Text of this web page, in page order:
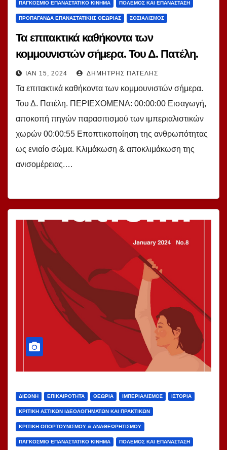
ΠΑΓΚΌΣΜΙΟ ΕΠΑΝΑΣΤΑΤΙΚΌ ΚΊΝΗΜΑ ΠΌΛΕΜΟΣ ΚΑΙ ΕΠΑΝΆΣΤΑΣΗ
ΠΡΟΠΑΓΆΝΔΑ ΕΠΑΝΑΣΤΑΤΙΚΉΣ ΘΕΩΡΊΑΣ ΣΟΣΙΑΛΙΣΜΌΣ
Τα επιτακτικά καθήκοντα των
κομμουνιστών σήμερα. Του Δ. Πατέλη.
ΙΑΝ 15, 2024 ΔΗΜΉΤΡΗΣ ΠΑΤΈΛΗΣ
Τα επιτακτικά καθήκοντα των κομμουνιστών σήμερα.
Του Δ. Πατέλη. ΠΕΡΙΕΧΟΜΕΝΑ: 00:00:00 Εισαγωγή,
αποκοπή πηγών παρασιτισμού των ιμπεριαλιστικών
χωρών 00:00:55 Εποπτικοποίηση της ανθρωπότητας
ως ενιαίο σώμα. Κλιμάκωση & αποκλιμάκωση της
ανισομέρειας.…
ΔΙΕΘΝΉ ΕΠΙΚΑΙΡΌΤΗΤΑ ΘΕΩΡΊΑ ΙΜΠΕΡΙΑΛΙΣΜΌΣ ΙΣΤΟΡΊΑ
ΚΡΙΤΙΚΉ ΑΣΤΙΚΏΝ ΙΔΕΟΛΟΓΗΜΆΤΩΝ ΚΑΙ ΠΡΑΚΤΙΚΏΝ
ΚΡΙΤΙΚΉ ΟΠΟΡΤΟΥΝΙΣΜΟΎ & ΑΝΑΘΕΩΡΗΤΙΣΜΟΎ
ΠΑΓΚΌΣΜΙΟ ΕΠΑΝΑΣΤΑΤΙΚΌ ΚΊΝΗΜΑ ΠΌΛΕΜΟΣ ΚΑΙ ΕΠΑΝΆΣΤΑΣΗ